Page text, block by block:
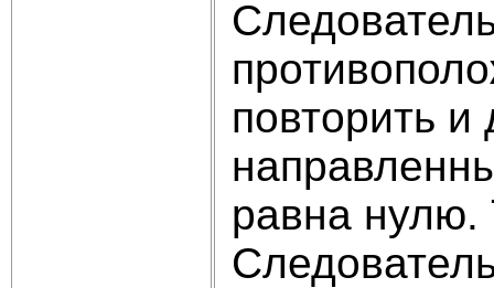
повторить
равна нулю.